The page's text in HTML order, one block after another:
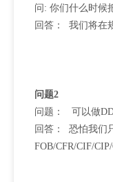
问: 你们什么时候
回答： 我们将在
问题2
问题： 可以做
回答： 恐怕我们
FOB/CFR/CIF/CIP/